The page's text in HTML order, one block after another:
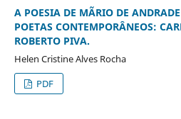
A POESIA DE MÃRIO DE
POETAS CONTEMPORÂNEOS:
ROBERTO PIVA.
Helen Cristine Alves Rocha
PDF